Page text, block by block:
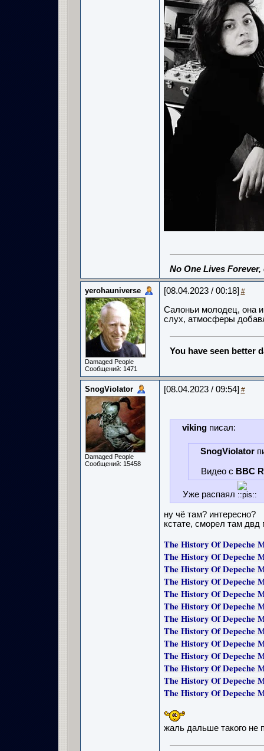
No One Lives Forever,
yerohauniverse
Damaged People
Сообщений: 1471
[08.04.2023 / 00:18] #
Салоньи молодец, она и
слух, атмосферы
You have seen better
SnogViolator
Damaged People
Сообщений: 15458
[08.04.2023 / 09:54] #
vikingписал:
SnogViolator
Видео с BBC
Уже распаял
ну чё там? интересно?
кстате, сморел там
The History Of Depeche
The History Of Depeche
The History Of Depeche
The History Of Depeche
The History Of Depeche
The History Of Depeche
The History Of Depeche
The History Of Depeche
The History Of Depeche
The History Of Depeche
The History Of Depeche
The History Of Depeche
The History Of Depeche
жаль дальше такого не